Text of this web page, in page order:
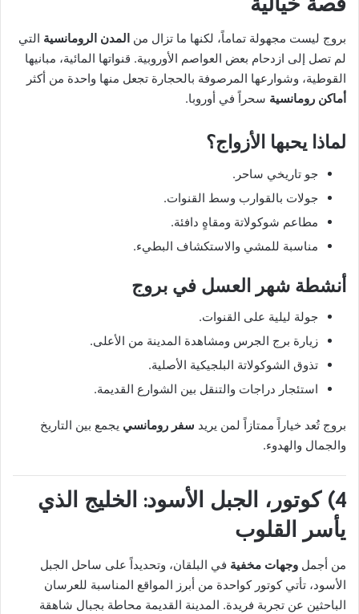
بروج ليست مجهولة تماماً، لكنها ما تزال من المدن الرومانسية التي
لم تصل إلى ازدحام بعض العواصم الأوروبية. قنواتها المائية، مبانيها
القوطية، وشوارعها المرصوفة بالحجارة تجعل منها واحدة من أكثر
أماكن رومانسية سحراً في أوروبا.
لماذا يحبها الأزواج؟
جو تاريخي ساحر.
جولات بالقوارب وسط القنوات.
مطاعم شوكولاتة ومقاهٍ دافئة.
مناسبة للمشي والاستكشاف البطيء.
أنشطة شهر العسل في بروج
جولة ليلية على القنوات.
زيارة برج الجرس ومشاهدة المدينة من الأعلى.
تذوق الشوكولاتة البلجيكية الأصلية.
استئجار دراجات والتنقل بين الشوارع القديمة.
بروج تُعد خياراً ممتازاً لمن يريد سفر رومانسي يجمع بين التاريخ
والجمال والهدوء.
4) كوتور، الجبل الأسود: الخليج الذي
يأسر القلوب
من أجمل وجهات مخفية في البلقان، وتحديداً على ساحل الجبل
الأسود، تأتي كوتور كواحدة من أبرز المواقع المناسبة للعرسان
الباحثين عن تجربة فريدة. المدينة القديمة محاطة بجبال شاهقة